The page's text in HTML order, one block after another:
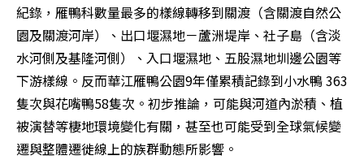
紀錄，雁鴨科數量最多的樣線轉移到關渡（含關渡自然公
園及關渡河岸）、出口堰濕地－蘆洲堤岸、社子島（含淡
水河側及基隆河側）、入口堰濕地、五股濕地圳邊公園等
下游樣線。反而華江雁鴨公園9年僅累積記錄到小水鴨 363
隻次與花嘴鴨58隻次。初步推論，可能與河道內淤積、植
被演替等棲地環境變化有關，甚至也可能受到全球氣候變
遷與整體遷徙線上的族群動態所影響。